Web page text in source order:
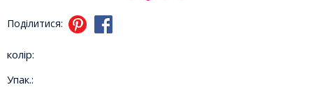
Поділитися:
колір:
Упак.: